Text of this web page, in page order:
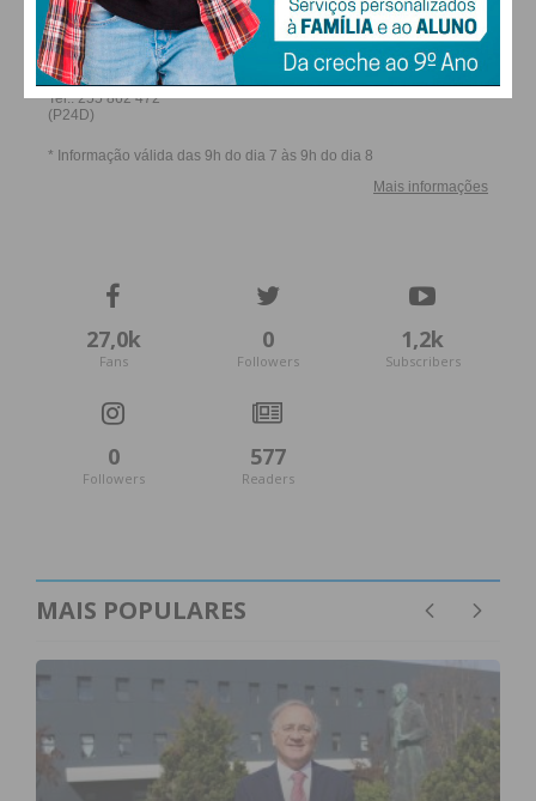
27,0k
Fans
0
Followers
1,2k
Subscribers
0
Followers
577
Readers
MAIS POPULARES